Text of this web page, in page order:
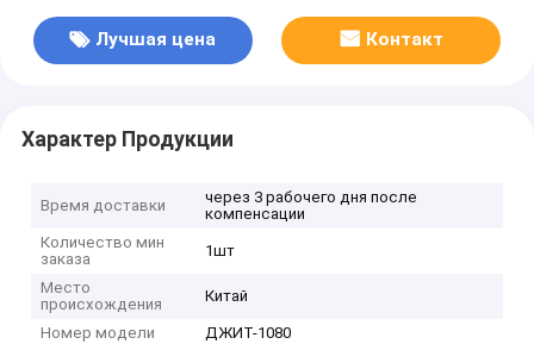
Лучшая цена Контакт
Характер Продукции
Время доставки
через 3 рабочего дня после
компенсации
Количество мин
заказа
1шт
Место
происхождения
Китай
Номер модели
ДЖИТ-1080